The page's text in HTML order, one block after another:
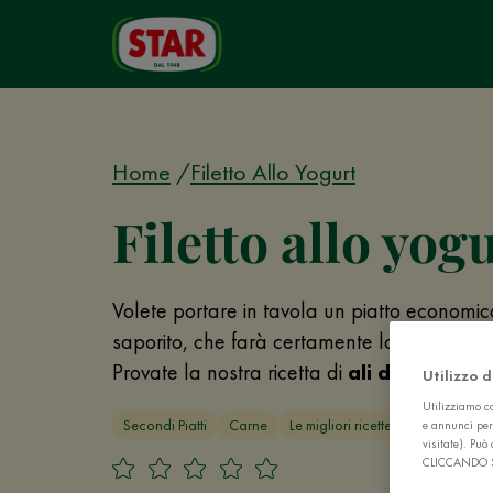
Home Filetto Allo Yogurt
Filetto allo
Volete portare in tavola un piatto
saporito, che farà certamente la gioia di
Provate la nostra ricetta di ali di pollo al
Secondi Piatti Carne Le migliori ricette d'Italia
Utilizzo
Utilizziamo
e annunci
visitate). Può
CLICCANDO